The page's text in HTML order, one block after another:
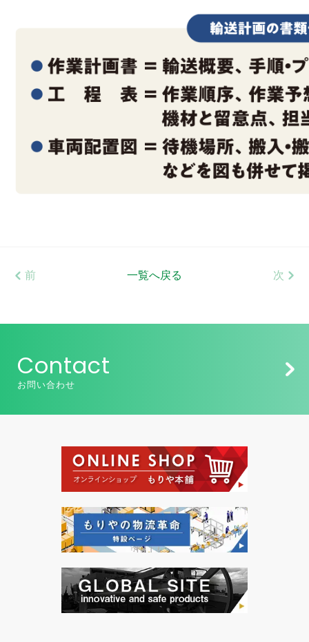
前 一覧へ戻る 次
Contact
お問い合わせ